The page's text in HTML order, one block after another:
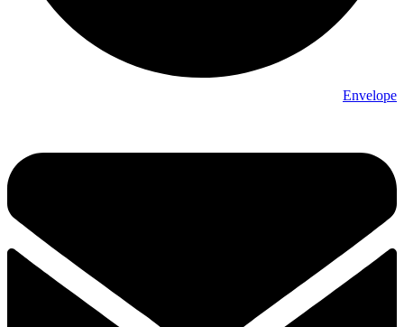
Envelope